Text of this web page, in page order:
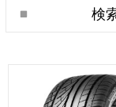
検